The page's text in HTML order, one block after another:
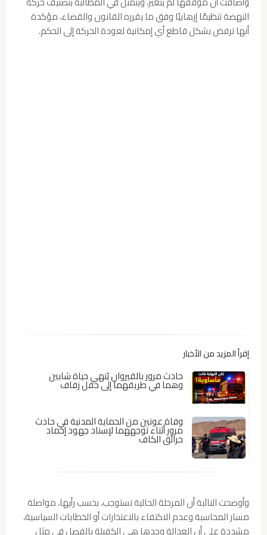
النهضة تنظيمًا إرهابيًا وفق ما يقرره القانون والقضاء، مؤكدة
أنها ترفض بشكل قاطع أي إمكانية لعودة الحركة إلى الحكم.
إقرأ المزيد من الأخبار
حادث مرور بالقيروان يُنهي حياة شابين
وهما في طريقهما إلى حفل زفاف
وفاة عونين من الحماية المدنية في حادث
مرور أثناء توجههما لإسناد جهود إخماد
حرائق الكاف
وأوضحت النائبة أن المرحلة الحالية تستوجب، بحسب رأيها، مواصلة
مسار المحاسبة وعدم الاكتفاء بالاعتذارات أو الخطابات السياسية،
مشددة على أن العدالة وحدها هي الكفيلة بالفصل في مثل